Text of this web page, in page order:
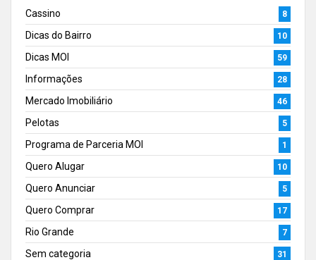
Cassino
8
Dicas do Bairro 10
Dicas MOI 59
Informações 28
Mercado Imobiliário 46
Pelotas 5
Programa de Parceria MOI 1
Quero Alugar 10
Quero Anunciar 5
Quero Comprar 17
Rio Grande 7
Sem categoria 31